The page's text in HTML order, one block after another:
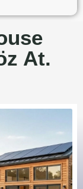
At.